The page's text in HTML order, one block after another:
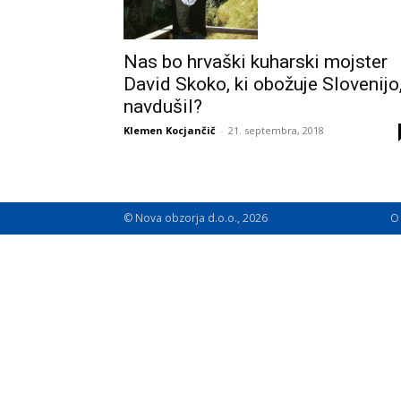
Nas bo hrvaški kuharski mojster
David Skoko, ki obožuje Slovenijo,
navdušil?
Klemen Kocjančič - 21. septembra, 2018
© Nova obzorja d.o.o., 2026